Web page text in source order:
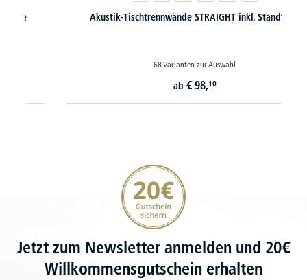
Akustik-Tischtrennwände STRAIGHT inkl. Standfüße
68 Varianten zur Auswahl
10
20€ Gutschein sichern
Jetzt zum Newsletter anmelden und 20€
Willkommensgutschein erhalten